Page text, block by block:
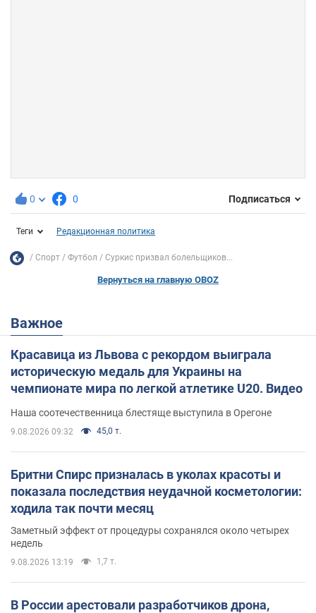
0 0 Подписаться
Теги Редакционная политика
Спорт Футбол Суркис призвал болельщиков...
Вернуться на главную OBOZ
Важное
Красавица из Львова с рекордом выиграла
историческую медаль для Украины на
чемпионате мира по легкой атлетике U20. Видео
Наша соотечественница блестяще выступила в Орегоне
9.08.2026 09:32 45,0 т.
Бритни Спирс призналась в уколах красоты и
показала последствия неудачной косметологии:
ходила так почти месяц
Заметный эффект от процедуры сохранялся около четырех
недель
9.08.2026 13:19 1,7 т.
В России арестовали разработчиков дрона,